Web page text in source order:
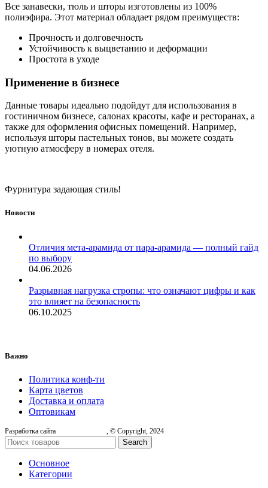
Все занавески, тюль и шторы изготовлены из 100%
полиэфира. Этот материал обладает рядом преимуществ:
Прочность и долговечность
Устойчивость к выцветанию и деформации
Простота в уходе
Применение в бизнесе
Данные товары идеально подойдут для использования в
гостиничном бизнесе, салонах красоты, кафе и ресторанах, а
также для оформления офисных помещений. Например,
используя шторы пастельных тонов, вы можете создать
уютную атмосферу в номерах отеля.
Фурнитура задающая стиль!
Новости
Отличия мета-арамида от пара-арамида — полный гайд
по выбору
04.06.2026
Разрывная нагрузка стропы: что означают цифры и как
это влияет на безопасность
06.10.2025
Важно
Политика конф-ти
Карта цветов
Доставка и оплата
Оптовикам
Разработка сайта , © Copyright, 2024
Search
Основное
Категории